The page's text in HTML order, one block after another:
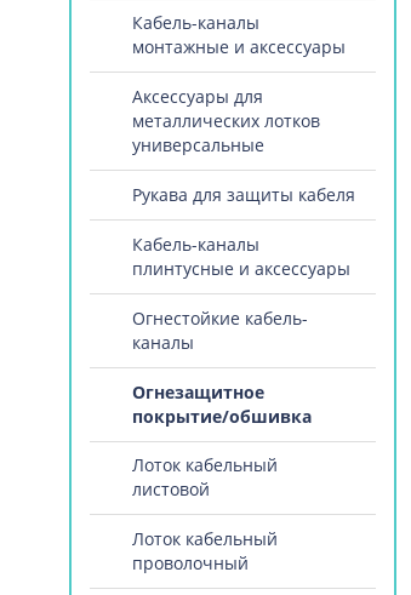
Кабель-каналы
монтажные и аксессуары
Аксессуары для
металлических лотков
универсальные
Рукава для защиты кабеля
Кабель-каналы
плинтусные и аксессуары
Огнестойкие кабель-
каналы
Огнезащитное
покрытие/обшивка
Лоток кабельный
листовой
Лоток кабельный
проволочный